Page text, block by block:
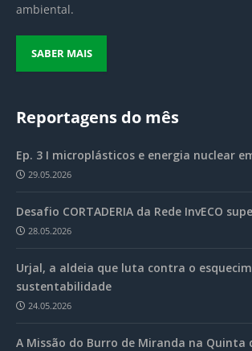
ambiental.
SABER MAIS
Reportagens do mês
Ep. 3 I microplásticos e energia nuclear
29.05.2026
Desafio CORTADERIA da Rede InvECO
28.05.2026
Urjal, a aldeia que luta contra o
sustentabilidade
24.05.2026
A Missão do Burro de Miranda na Quinta